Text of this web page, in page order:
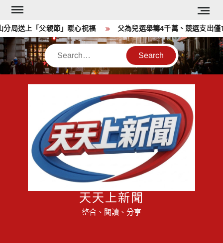
Skip
content
送上「父親節」暖心祝福 父為兒選舉籌4千萬、競選支出僅
Search
天天上新聞
整合、閱讀、分享